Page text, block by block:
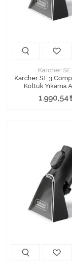
Karcher SE
Karcher SE 3
Koltuk Yıkama
1.990,54